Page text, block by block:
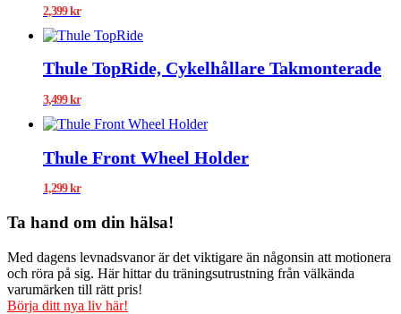
2,399kr
Thule TopRide, Cykelhållare Takmonterade
3,499kr
Thule Front Wheel Holder
1,299kr
Ta hand om din hälsa!
Med dagens levnadsvanor är det viktigare än någonsin att motionera
och röra på sig. Här hittar du träningsutrustning från välkända
varumärken till rätt pris!
Börja ditt nya liv här!